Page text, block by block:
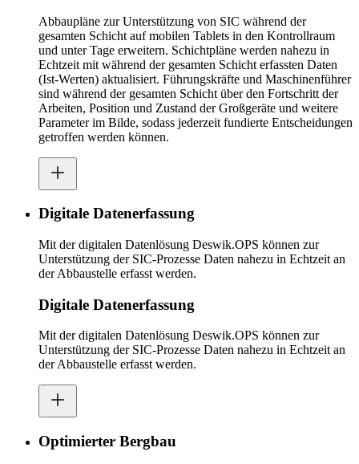
Abbaupläne zur Unterstützung von SIC während der
gesamten Schicht auf mobilen Tablets in den Kontrollraum
und unter Tage erweitern. Schichtpläne werden nahezu in
Echtzeit mit während der gesamten Schicht erfassten Daten
(Ist-Werten) aktualisiert. Führungskräfte und Maschinenführer
sind während der gesamten Schicht über den Fortschritt der
Arbeiten, Position und Zustand der Großgeräte und weitere
Parameter im Bilde, sodass jederzeit fundierte Entscheidungen
getroffen werden können.
Digitale Datenerfassung
Mit der digitalen Datenlösung Deswik.OPS können zur
Unterstützung der SIC-Prozesse Daten nahezu in Echtzeit an
der Abbaustelle erfasst werden.
Digitale Datenerfassung
Mit der digitalen Datenlösung Deswik.OPS können zur
Unterstützung der SIC-Prozesse Daten nahezu in Echtzeit an
der Abbaustelle erfasst werden.
Optimierter Bergbau